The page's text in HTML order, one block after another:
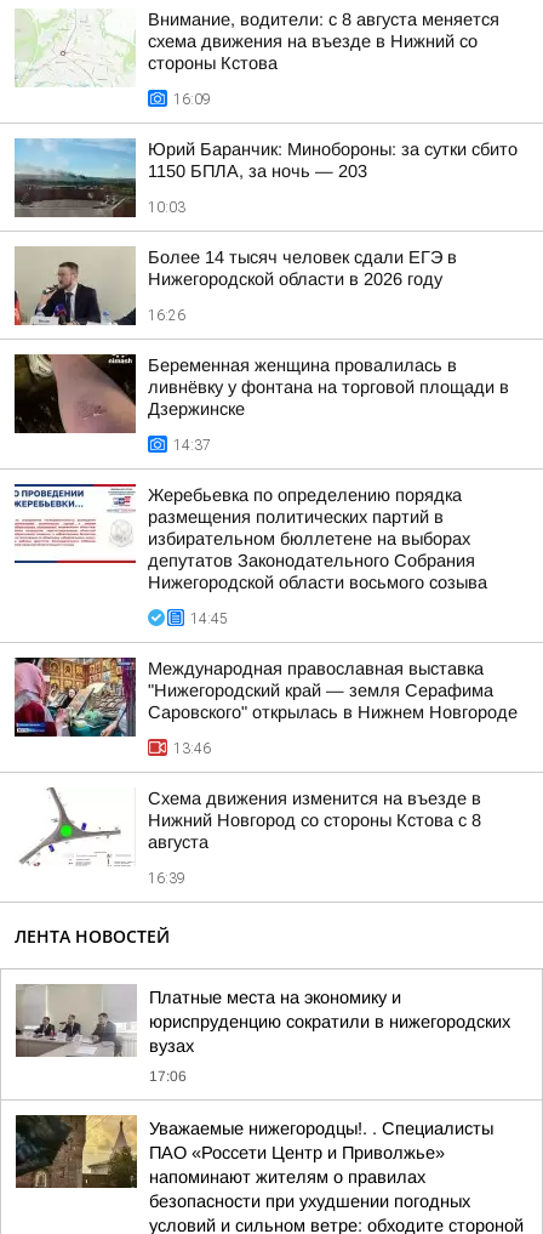
Внимание, водители: с 8 августа меняется
схема движения на въезде в Нижний со
стороны Кстова
16:09
Юрий Баранчик: Минобороны: за сутки сбито
1150 БПЛА, за ночь — 203
10:03
Более 14 тысяч человек сдали ЕГЭ в
Нижегородской области в 2026 году
16:26
Беременная женщина провалилась в
ливнёвку у фонтана на торговой площади в
Дзержинске
14:37
Жеребьевка по определению порядка
размещения политических партий в
избирательном бюллетене на выборах
депутатов Законодательного Собрания
Нижегородской области восьмого созыва
14:45
Международная православная выставка
"Нижегородский край — земля Серафима
Саровского" открылась в Нижнем Новгороде
13:46
Схема движения изменится на въезде в
Нижний Новгород со стороны Кстова с 8
августа
16:39
ЛЕНТА НОВОСТЕЙ
Платные места на экономику и
юриспруденцию сократили в нижегородских
вузах
17:06
Уважаемые нижегородцы!. . Специалисты
ПАО «Россети Центр и Приволжье»
напоминают жителям о правилах
безопасности при ухудшении погодных
условий и сильном ветре: обходите стороной